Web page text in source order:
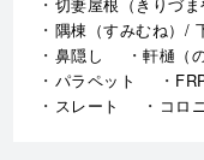
切妻屋根（きりづま
隅棟（すみむね）/
鼻隠し
軒樋（
パラペット
スレート
コロ